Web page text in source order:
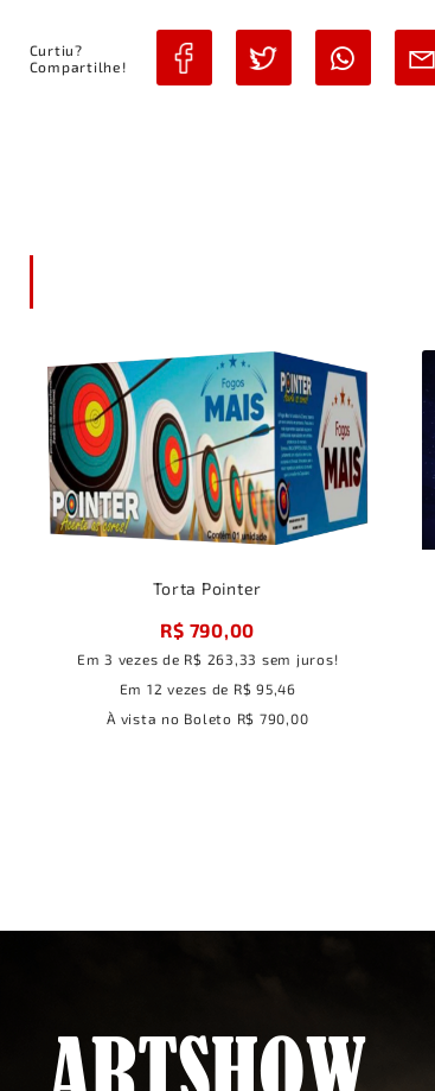
Curtiu?
Compartilhe!
Torta Pointer
R$ 790,00
Em 3 vezesde R$ 263,33 sem juros!
Em 12 vezes de R$ 95,46
À vista no Boleto R$ 790,00